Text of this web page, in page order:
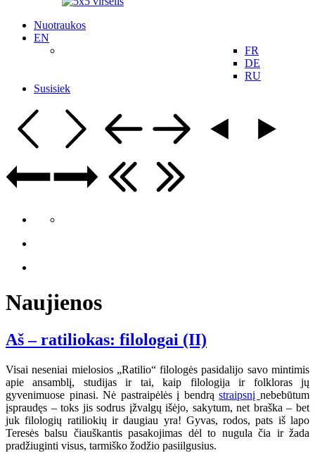
Nuotraukos
EN
FR
DE
RU
Susisiek
Naujienos
Aš – ratiliokas: filologai (II)
Visai neseniai mielosios „Ratilio“ filologės pasidalijo savo mintimis
apie ansamblį, studijas ir tai, kaip filologija ir folkloras jų
gyvenimuose pinasi. Nė pastraipėlės į bendrąstraipsnįnebebūtum
įspraudęs – toks jis sodrus įžvalgų išėjo, sakytum, net braška – bet
juk filologių ratiliokių ir daugiau yra! Gyvas, rodos, pats iš lapo
Teresės balsu čiauškantis pasakojimas dėl to nugula čia ir žada
pradžiuginti visus, tarmiško žodžio pasiilgusius.